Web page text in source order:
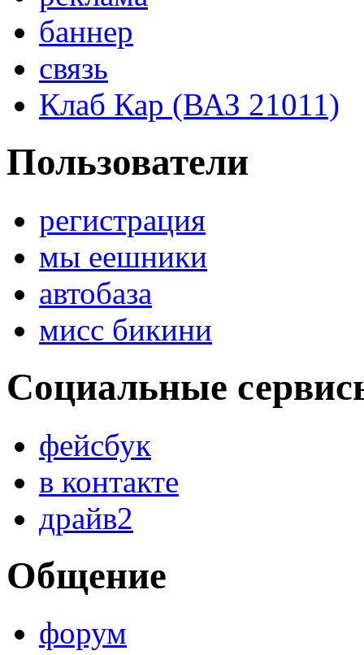
баннер
связь
Клаб Кар (ВАЗ 21011)
Пользователи
регистрация
мы еешники
автобаза
мисс бикини
Социальные
фейсбук
в контакте
драйв2
Общение
форум